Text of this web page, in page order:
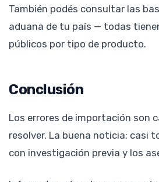
También podés consultar las
aduana de tu país — todas
públicos por tipo de producto.
Conclusión
Los errores de importación son
resolver. La buena noticia: casi
con investigación previa y los